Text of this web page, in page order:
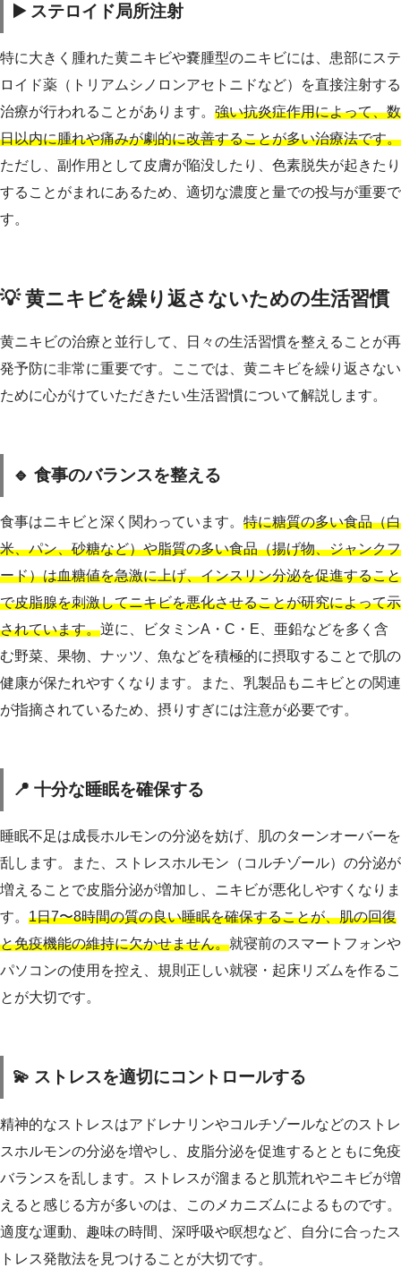
▶️ ステロイド局所注射
特に大きく腫れた黄ニキビや嚢腫型のニキビには、患部にステ
ロイド薬（トリアムシノロンアセトニドなど）を直接注射する
治療が行われることがあります。 強い抗炎症作用によって、数
日以内に腫れや痛みが劇的に改善することが多い治療法です。
ただし、副作用として皮膚が陥没したり、色素脱失が起きたり
することがまれにあるため、適切な濃度と量での投与が重要で
す。
💡 黄ニキビを繰り返さないための生活習慣
黄ニキビの治療と並行して、日々の生活習慣を整えることが再
発予防に非常に重要です。ここでは、黄ニキビを繰り返さない
ために心がけていただきたい生活習慣について解説します。
🔹 食事のバランスを整える
食事はニキビと深く関わっています。 特に糖質の多い食品（白
米、パン、砂糖など）や脂質の多い食品（揚げ物、ジャンクフ
ード）は血糖値を急激に上げ、インスリン分泌を促進すること
で皮脂腺を刺激してニキビを悪化させることが研究によって示
されています。逆に、ビタミンA・C・E、亜鉛などを多く含
む野菜、果物、ナッツ、魚などを積極的に摂取することで肌の
健康が保たれやすくなります。また、乳製品もニキビとの関連
が指摘されているため、摂りすぎには注意が必要です。
📍 十分な睡眠を確保する
睡眠不足は成長ホルモンの分泌を妨げ、肌のターンオーバーを
乱します。また、ストレスホルモン（コルチゾール）の分泌が
増えることで皮脂分泌が増加し、ニキビが悪化しやすくなりま
す。 1日7〜8時間の質の良い睡眠を確保することが、肌の回復
と免疫機能の維持に欠かせません。就寝前のスマートフォンや
パソコンの使用を控え、規則正しい就寝・起床リズムを作るこ
とが大切です。
💫 ストレスを適切にコントロールする
精神的なストレスはアドレナリンやコルチゾールなどのストレ
スホルモンの分泌を増やし、皮脂分泌を促進するとともに免疫
バランスを乱します。ストレスが溜まると肌荒れやニキビが増
えると感じる方が多いのは、このメカニズムによるものです。
適度な運動、趣味の時間、深呼吸や瞑想など、自分に合ったス
トレス発散法を見つけることが大切です。